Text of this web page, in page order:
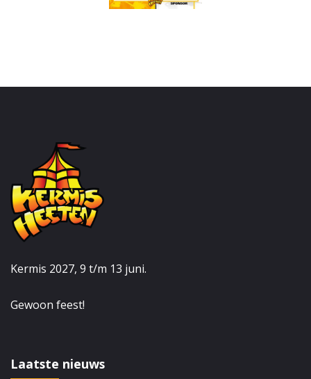
Kermis 2027, 9 t/m 13 juni.
Gewoon feest!
Laatste nieuws